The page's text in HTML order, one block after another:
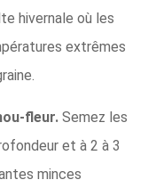
hivernale où les
extrêmes
fleur. Semez les
et à 2 à 3
minces